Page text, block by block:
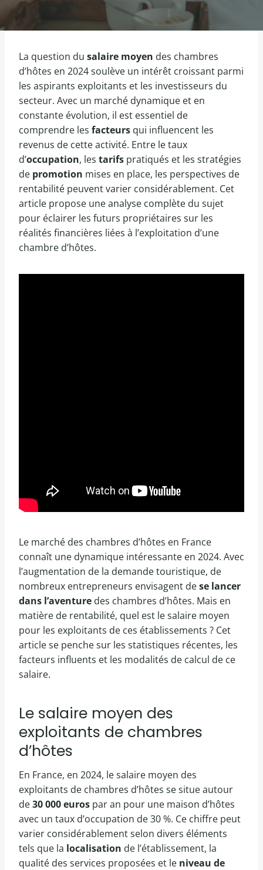
La question du salaire moyen des chambres
d’hôtes en 2024 soulève un intérêt croissant parmi
les aspirants exploitants et les investisseurs du
secteur. Avec un marché dynamique et en
constante évolution, il est essentiel de
comprendre les facteurs qui influencent les
revenus de cette activité. Entre le taux
d’occupation, les tarifs pratiqués et les stratégies
de promotion mises en place, les perspectives de
rentabilité peuvent varier considérablement. Cet
article propose une analyse complète du sujet
pour éclairer les futurs propriétaires sur les
réalités financières liées à l’exploitation d’une
chambre d’hôtes.
Le marché des chambres d’hôtes en France
connaît une dynamique intéressante en 2024. Avec
l’augmentation de la demande touristique, de
nombreux entrepreneurs envisagent dese lancer
dans l’aventure des chambres d’hôtes. Mais en
matière de rentabilité, quel est le salaire moyen
pour les exploitants de ces établissements ? Cet
article se penche sur les statistiques récentes, les
facteurs influents et les modalités de calcul de ce
salaire.
Le salaire moyen des
exploitants de chambres
d’hôtes
En France, en 2024, le salaire moyen des
exploitants de chambres d’hôtes se situe autour
de30 000 euros par an pour une maison d’hôtes
avec un taux d’occupation de 30 %. Ce chiffre peut
varier considérablement selon divers éléments
tels que la localisation de l’établissement, la
qualité des services proposées et le niveau de